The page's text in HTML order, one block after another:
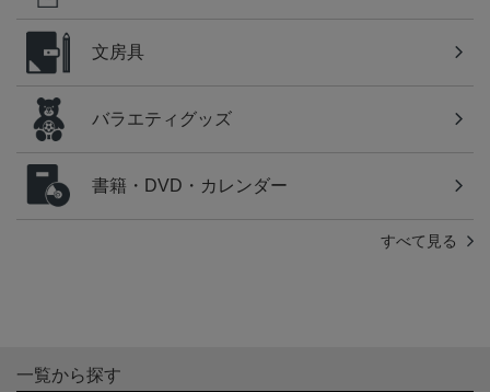
文房具
バラエティグッズ
書籍・DVD・カレンダー
すべて見る
一覧から探す